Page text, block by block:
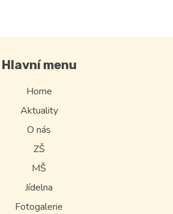
Hlavní menu
Home
Aktuality
O nás
ZŠ
MŠ
Jídelna
Fotogalerie